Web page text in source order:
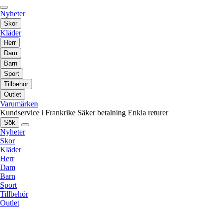
Nyheter
Skor
Kläder
Herr
Dam
Barn
Sport
Tillbehör
Outlet
Varumärken
Kundservice i Frankrike Säker betalning Enkla returer
Sök
Nyheter
Skor
Kläder
Herr
Dam
Barn
Sport
Tillbehör
Outlet